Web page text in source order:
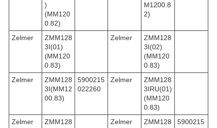
)
(MM120
0.82)
M1200.8
2)
Zelmer
ZMM128
3I(01)
(MM120
0.83)
Zelmer
ZMM128
3I(02)
(MM120
0.83)
Zelmer
ZMM128
3I(MM12
00.83)
5900215
022260
Zelmer
ZMM128
3IRU(01)
(MM120
0.83)
Zelmer
ZMM128
Zelmer
ZMM128
5900215